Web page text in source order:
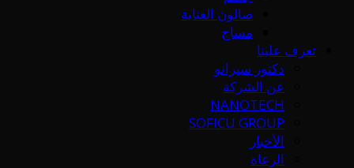
صالون العناية
مساج
تعرف علينا
دكتور سيرانو
عن الشركة
NANOTECH
SOFICU GROUP
الأخبار
الرعاة